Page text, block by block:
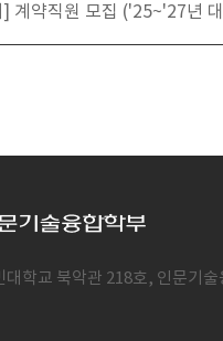
] 계약직원 모집 ('25~'27년
대학교 북악관 218호, 인문기